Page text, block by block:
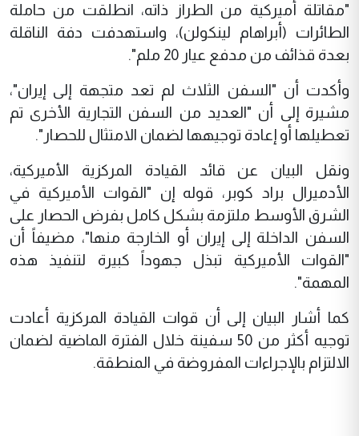
"مقاتلة أميركية من الطراز ذاته، انطلقت من حاملة
الطائرات (أبراهام لينكولن)، واستهدفت دفة الناقلة
بعدة قذائف من مدفع عيار 20 ملم".
وأكدت أن "السفن الثلاث لم تعد متجهة إلى إيران"،
مشيرة إلى أن "العديد من السفن التجارية الأخرى تم
تعطيلها أو إعادة توجيهها لضمان الامتثال للحصار".
ونقل البيان عن قائد القيادة المركزية الأميركية،
الأدميرال براد كوبر، قوله إن "القوات الأميركية في
الشرق الأوسط ملتزمة بشكل كامل بفرض الحصار على
السفن الداخلة إلى إيران أو الخارجة منها"، مضيفاً أن
"القوات الأميركية تبذل جهوداً كبيرة لتنفيذ هذه
المهمة".
كما أشار البيان إلى أن قوات القيادة المركزية أعادت
توجيه أكثر من 50 سفينة خلال الفترة الماضية لضمان
الالتزام بالإجراءات المفروضة في المنطقة.